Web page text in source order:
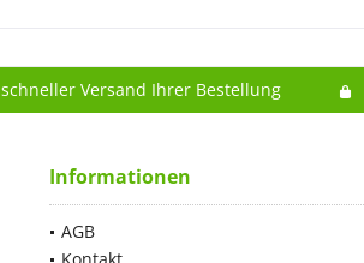
schneller Versand Ihrer Bestellung
Informationen
AGB